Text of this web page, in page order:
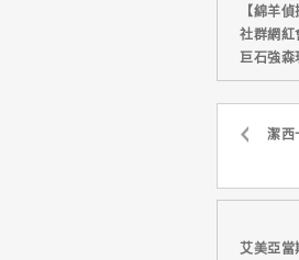
【綿羊
社群網紅
巨石強森
潔西
艾美亞當